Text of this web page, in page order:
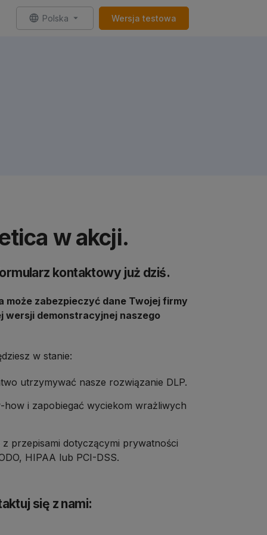
Wersja testowa
Polska
w akcji.
kontaktowy już dziś.
może zabezpieczyć dane Twojej firmy
wersji demonstracyjnej naszego
w stanie:
utrzymywać nasze rozwiązanie DLP.
i zapobiegać wyciekom wrażliwych
przepisami dotyczącymi prywatności
HIPAA lub PCI-DSS.
się z nami: